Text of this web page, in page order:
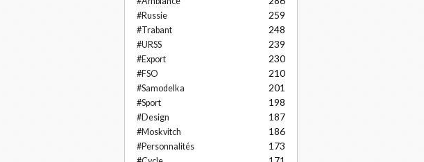
#Russie 259
#Trabant 248
#URSS 239
#Export 230
#FSO 210
#Samodelka 201
#Sport 198
#Design 187
#Moskvitch 186
#Personnalités 173